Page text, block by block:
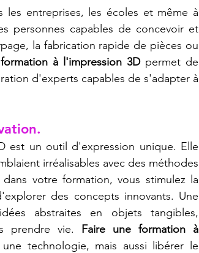
entreprises, les écoles et même à
personnes capables de concevoir et
la fabrication rapide de pièces ou
à l'impression 3D permet de
d'experts capables de s'adapter à
est un outil d'expression unique. Elle
irréalisables avec des méthodes
votre formation, vous stimulez la
des concepts innovants. Une
abstraites en objets tangibles,
prendre vie. Faire une formation à
technologie, mais aussi libérer le